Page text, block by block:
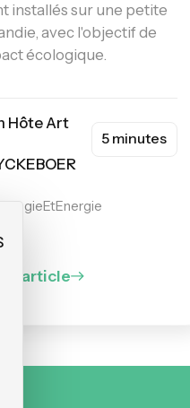
installés sur une petite
avec l'objectif de
écologique.
Hôte Art
5 minutes
l'article